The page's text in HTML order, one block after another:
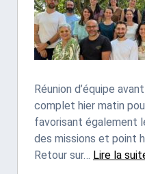
Réunion d’équipe
complet hier matin
favorisant également
des missions et point
Retour sur… Lire la